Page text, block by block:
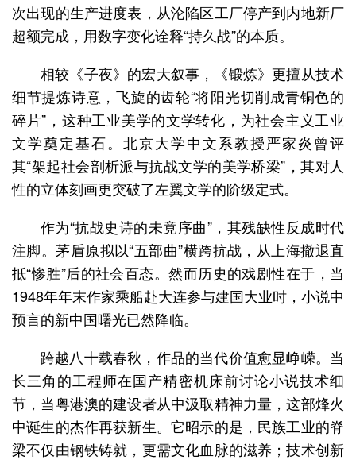
次出现的生产进度表，从沦陷区工厂停产到内地新厂
超额完成，用数字变化诠释“持久战”的本质。
相较《子夜》的宏大叙事，《锻炼》更擅从技术
细节提炼诗意，飞旋的齿轮“将阳光切削成青铜色的
碎片”，这种工业美学的文学转化，为社会主义工业
文学奠定基石。北京大学中文系教授严家炎曾评
其“架起社会剖析派与抗战文学的美学桥梁”，其对人
性的立体刻画更突破了左翼文学的阶级定式。
作为“抗战史诗的未竟序曲”，其残缺性反成时代
注脚。茅盾原拟以“五部曲”横跨抗战，从上海撤退直
抵“惨胜”后的社会百态。然而历史的戏剧性在于，当
1948年年末作家乘船赴大连参与建国大业时，小说中
预言的新中国曙光已然降临。
跨越八十载春秋，作品的当代价值愈显峥嵘。当
长三角的工程师在国产精密机床前讨论小说技术细
节，当粤港澳的建设者从中汲取精神力量，这部烽火
中诞生的杰作再获新生。它昭示的是，民族工业的脊
梁不仅由钢铁铸就，更需文化血脉的滋养；技术创新